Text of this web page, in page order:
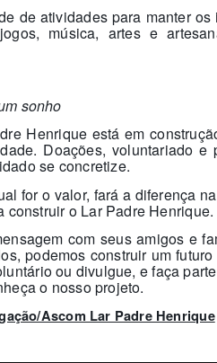
de atividades para manter
música, artes e
sonho
Henrique está em
Doações, voluntariado
se concretize.
for o valor, fará a diferença
construir o Lar Padre Henrique.
com seus amigos e
podemos construir um
ou divulgue, e faça
o nosso projeto.
Ascom Lar Padre Henrique